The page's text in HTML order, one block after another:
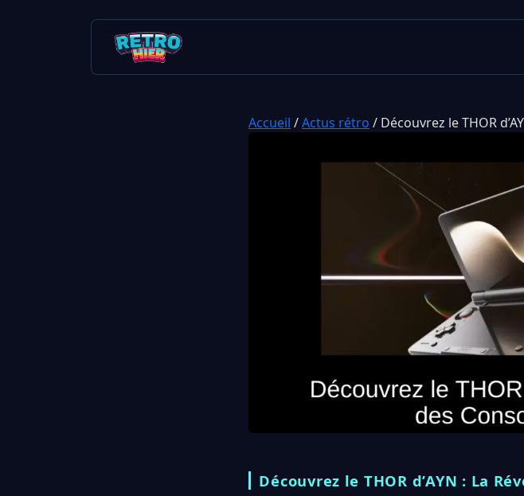
Accueil /Actus rétro / Découvrez le THOR
Découvrez le THOR d’AYN : La